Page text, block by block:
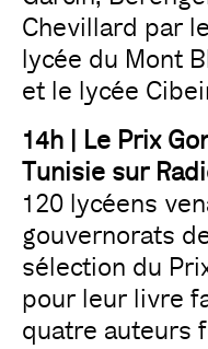
Chevillard par
lycée du Mont
et le lycée
14h | Le Prix
Tunisie sur
120 lycéens
gouvernorats
sélection du
pour leur livre
quatre auteurs